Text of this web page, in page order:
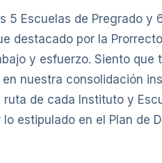
5 Escuelas de Pregrado y
destacado por la
y esfuerzo. Siento que
nuestra consolidación
de cada Instituto y
estipulado en el Plan de